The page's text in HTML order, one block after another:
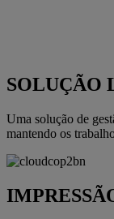
SOLUÇÃO
Uma solução de
mantendo os